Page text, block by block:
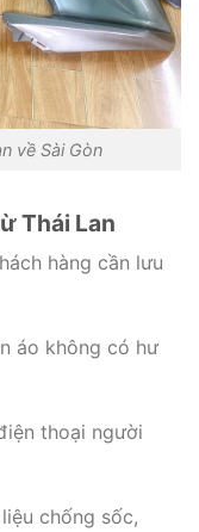
về Sài Gòn
Thái Lan
hàng cần lưu
áo không có hư
thoại người
chống sốc,